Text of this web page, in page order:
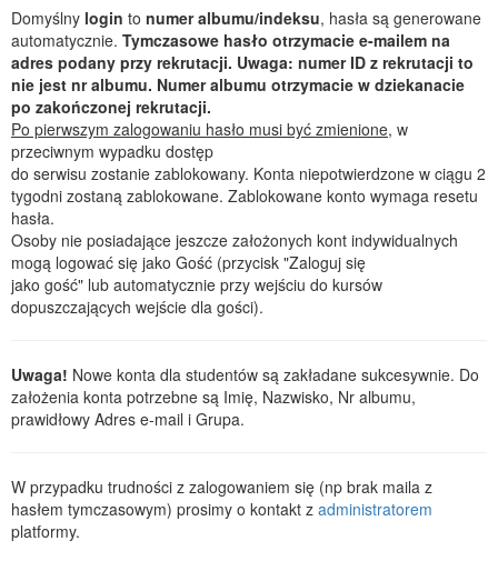
Domyślny login to numer albumu/indeksu, hasła są generowane
automatycznie. Tymczasowe hasło otrzymacie e-mailem na
adres podany przy rekrutacji. Uwaga: numer ID z rekrutacji to
nie jest nr albumu. Numer albumu otrzymacie w dziekanacie
po zakończonej rekrutacji.
Po pierwszym zalogowaniu hasło musi być zmienione, w
przeciwnym wypadku dostęp
do serwisu zostanie zablokowany. Konta niepotwierdzone w ciągu 2
tygodni zostaną zablokowane. Zablokowane konto wymaga resetu
hasła.
Osoby nie posiadające jeszcze założonych kont indywidualnych
mogą logować się jako Gość (przycisk "Zaloguj się
jako gość" lub automatycznie przy wejściu do kursów
dopuszczających wejście dla gości).
Uwaga! Nowe konta dla studentów są zakładane sukcesywnie. Do
założenia konta potrzebne są Imię, Nazwisko, Nr albumu,
prawidłowy Adres e-mail i Grupa.
W przypadku trudności z zalogowaniem się (np brak maila z
hasłem tymczasowym) prosimy o kontakt z administratorem
platformy.